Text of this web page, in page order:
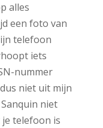
alles
een foto van
telefoon
iets
nummer
niet uit mijn
niet
telefoon is